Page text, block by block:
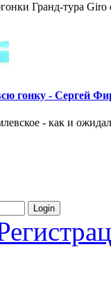
Гранд-тура
гонку - Сергей
- как и